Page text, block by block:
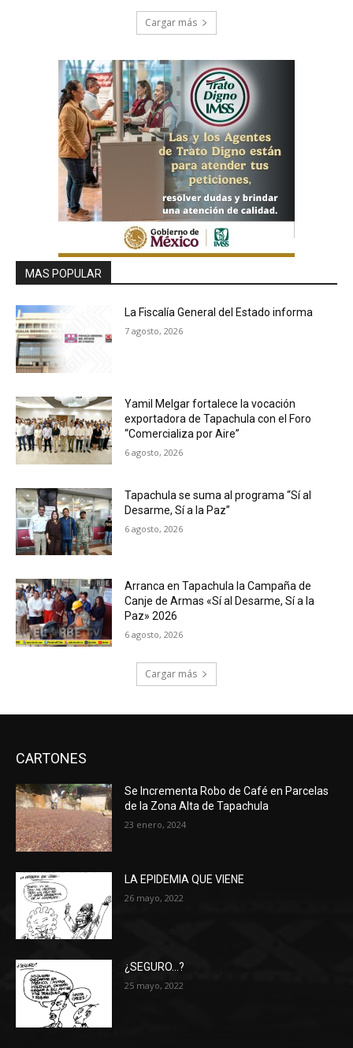
Cargar más
MAS POPULAR
La Fiscalía General del Estado informa
7 agosto, 2026
Yamil Melgar fortalece la vocación
exportadora de Tapachula con el Foro
“Comercializa por Aire”
6 agosto, 2026
Tapachula se suma al programa “Sí al
Desarme, Sí a la Paz”
6 agosto, 2026
Arranca en Tapachula la Campaña de
Canje de Armas «Sí al Desarme, Sí a la
Paz» 2026
6 agosto, 2026
Cargar más
CARTONES
Se Incrementa Robo de Café en Parcelas
de la Zona Alta de Tapachula
23 enero, 2024
LA EPIDEMIA QUE VIENE
26 mayo, 2022
¿SEGURO…?
25 mayo, 2022